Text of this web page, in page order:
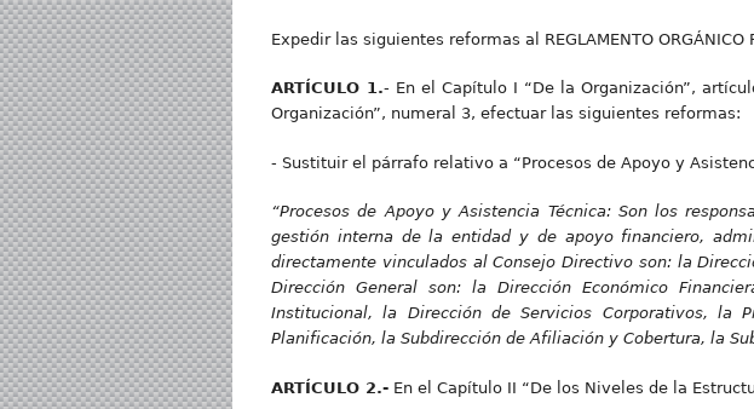
Expedir las siguientes reformas al REGLAMENTO ORGÁNICO
ARTÍCULO 1.- En el Capítulo I “De la Organización”,
Organización”, numeral 3, efectuar las siguientes reformas:
- Sustituir el párrafo relativo a “Procesos de Apoyo y
“Procesos de Apoyo y Asistencia Técnica: Son los
gestión interna de la entidad y de apoyo financiero,
directamente vinculados al Consejo Directivo son: la
Dirección General son: la Dirección Económico
Institucional, la Dirección de Servicios Corporativos, la
Planificación, la Subdirección de Afiliación y Cobertura, la
ARTÍCULO 2.- En el Capítulo II “De los Niveles de la